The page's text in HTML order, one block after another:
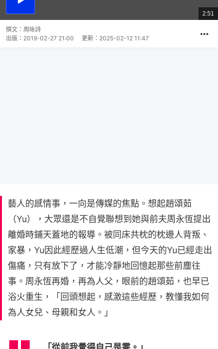
播
總
共
2:51
撰文： 周咏詩
出版： 2019-02-27 21:00 更新： 2025-02-12 11:47
藝人的感情事，一向是傳媒的焦點。想起趙頌茹
（Yu），大眾還是不自覺聯想到她與前夫周永恆提出
離婚時鋪天蓋地的報導。被同床共枕的枕邊人背叛、
家暴，Yu因此經歷過人生低潮，但今天的Yu已經走出
傷痛，只有放下了，才能冷靜地回憶起那些前塵往
事。周永恆再婚，再為人父，眼前的趙頌茹，也早已
浴火重生，「回頭想起，感激這些經歷，教懂我如何
為人女兒、母親和女人。」